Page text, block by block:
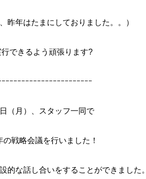
昨年はたまにしておりました。。）
できるよう頑張ります?
ｰｰｰｰｰｰｰｰｰｰｰｰｰｰｰｰｰｰｰｰｰｰ
（月）、スタッフ一同で
の戦略会議を行いました！
的な話し合いをすることができました。